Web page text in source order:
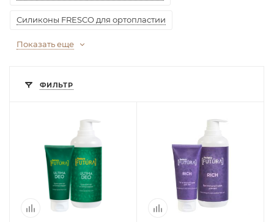
Силиконы FRESCO для ортопластии
Показать еще
ФИЛЬТР